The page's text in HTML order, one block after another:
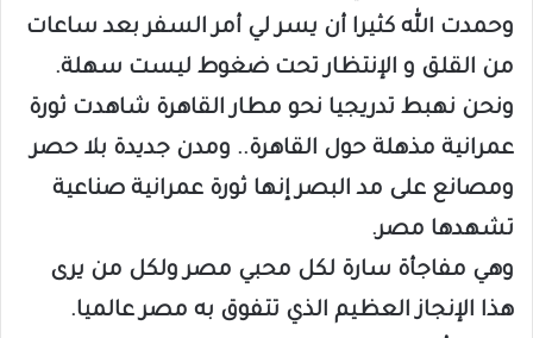
وحمدت الله كثيرا أن يسر لي أمر السفر بعد ساعات
من القلق و الإنتظار تحت ضغوط ليست سهلة.
ونحن نهبط تدريجيا نحو مطار القاهرة شاهدت ثورة
عمرانية مذهلة حول القاهرة.. ومدن جديدة بلا حصر
ومصانع على مد البصر إنها ثورة عمرانية صناعية
تشهدها مصر.
وهي مفاجأة سارة لكل محبي مصر ولكل من يرى
هذا الإنجاز العظيم الذي تتفوق به مصر عالميا.